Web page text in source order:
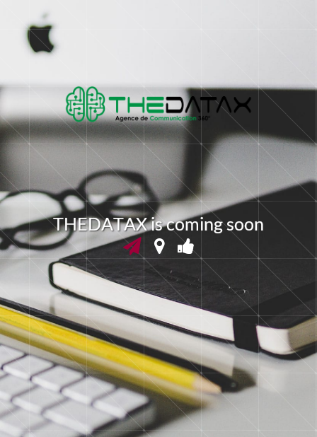
THEDATAXiscomingsoon